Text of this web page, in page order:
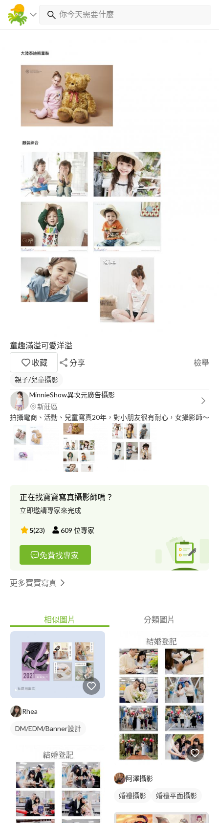
童趣滿溢可愛洋溢
收藏
分享 檢舉
親子/兒童攝影
MinnieShow異次元廣告攝影
新莊區
拍攝電商、活動、兒童寫真20年，對小朋友很有耐心，女攝影師～
正在找寶寶寫真攝影師嗎？
立即邀請專家來完成
5(23) 609 位專家
免費找專家
更多寶寶寫真
相似圖片 分類圖片
Rhea
DM/EDM/Banner設計
阿澤攝影
婚禮攝影 婚禮平面攝影